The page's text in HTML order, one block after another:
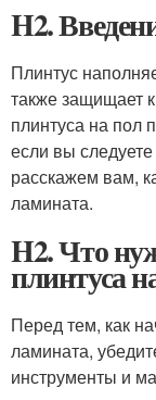
H2.
Плинтус
также защищает
плинтуса на пол
если вы
расскажем вам,
ламината.
H2. Что
плинтуса
Перед тем, как
ламината,
инструменты и